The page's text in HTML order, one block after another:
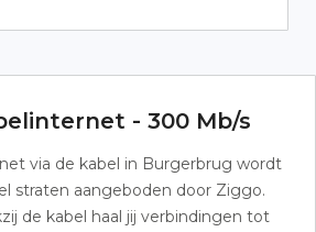
- 300 Mb/s
via de kabel in Burgerbrug wordt
straten aangeboden door Ziggo.
de kabel haal jij verbindingen tot